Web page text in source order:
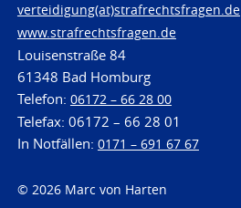
verteidigung(at)strafrechtsfragen.de
www.strafrechtsfragen.de
Louisenstraße 84
61348 Bad Homburg
Telefon: 06172 – 66 28 00
Telefax: 06172 – 66 28 01
In Notfällen: 0171 – 691 67 67
© 2026 Marc von Harten